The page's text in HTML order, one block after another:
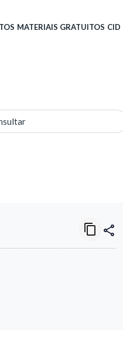
MATERIAIS GRATUITOS CID